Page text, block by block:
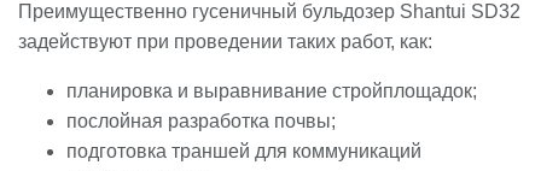
Преимущественно гусеничный бульдозер Shantui SD32
задействуют при проведении таких работ, как:
планировка и выравнивание стройплощадок;
послойная разработка почвы;
подготовка траншей для коммуникаций